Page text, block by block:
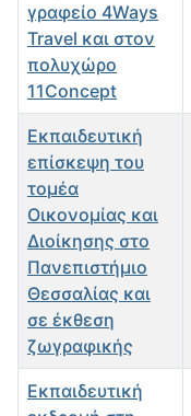
γραφείο 4Ways
Travel και στον
πολυχώρο
11Concept
Εκπαιδευτική
επίσκεψη του
τομέα
Οικονομίας και
Διοίκησης στο
Πανεπιστήμιο
Θεσσαλίας και
σε έκθεση
ζωγραφικής
Εκπαιδευτική